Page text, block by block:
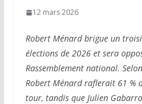
12 mars 2026
Robert Ménard brigue un
élections de 2026 et sera
Rassemblement national.
Robert Ménard raflerait 61 %
tour, tandis que Julien